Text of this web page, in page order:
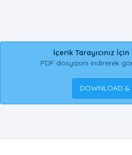
İçerik Tarayıcınız
PDF dosyasını indirerek
DOWNLOAD &